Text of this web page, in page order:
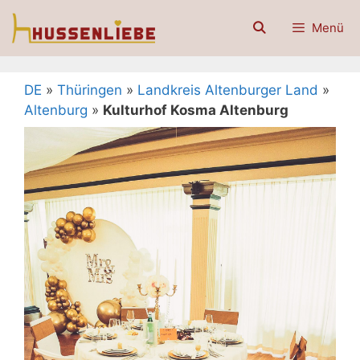
Zum
Inhalt
Menü
DE » Thüringen » Landkreis Altenburger Land »
Altenburg » Kulturhof Kosma Altenburg